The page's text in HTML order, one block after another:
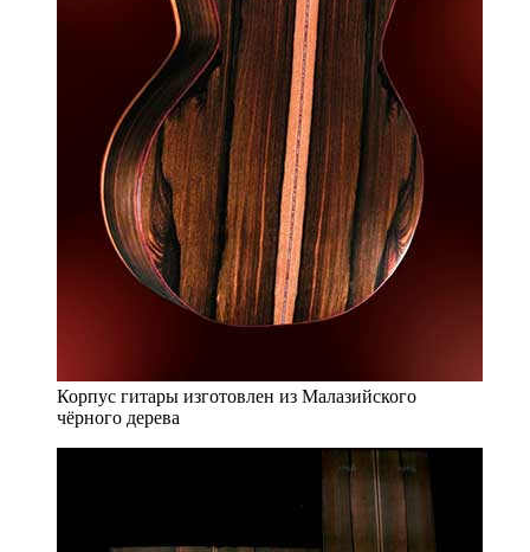
Корпус гитары изготовлен из Малазийского
чёрного дерева